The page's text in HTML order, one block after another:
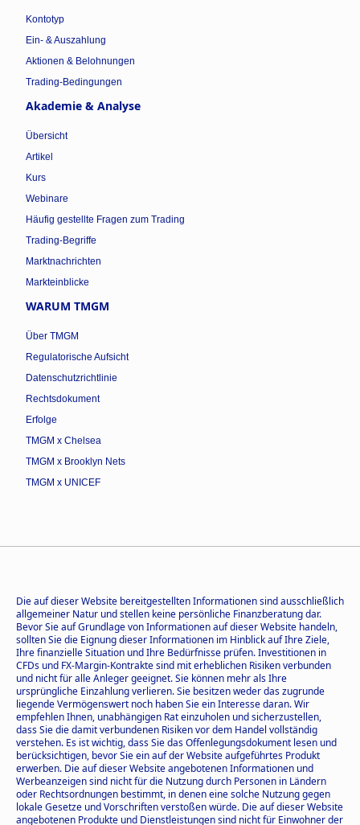
Kontotyp
Ein- & Auszahlung
Aktionen & Belohnungen
Trading-Bedingungen
Akademie & Analyse
Übersicht
Artikel
Kurs
Webinare
Häufig gestellte Fragen zum Trading
Trading-Begriffe
Marktnachrichten
Markteinblicke
WARUM TMGM
Über TMGM
Regulatorische Aufsicht
Datenschutzrichtlinie
Rechtsdokument
Erfolge
TMGM x Chelsea
TMGM x Brooklyn Nets
TMGM x UNICEF
Die auf dieser Website bereitgestellten Informationen sind ausschließlich
allgemeiner Natur und stellen keine persönliche Finanzberatung dar.
Bevor Sie auf Grundlage von Informationen auf dieser Website handeln,
sollten Sie die Eignung dieser Informationen im Hinblick auf Ihre Ziele,
Ihre finanzielle Situation und Ihre Bedürfnisse prüfen. Investitionen in
CFDs und FX-Margin-Kontrakte sind mit erheblichen Risiken verbunden
und nicht für alle Anleger geeignet. Sie können mehr als Ihre
ursprüngliche Einzahlung verlieren. Sie besitzen weder das zugrunde
liegende Vermögenswert noch haben Sie ein Interesse daran. Wir
empfehlen Ihnen, unabhängigen Rat einzuholen und sicherzustellen,
dass Sie die damit verbundenen Risiken vor dem Handel vollständig
verstehen. Es ist wichtig, dass Sie das Offenlegungsdokument lesen und
berücksichtigen, bevor Sie ein auf der Website aufgeführtes Produkt
erwerben. Die auf dieser Website angebotenen Informationen und
Werbeanzeigen sind nicht für die Nutzung durch Personen in Ländern
oder Rechtsordnungen bestimmt, in denen eine solche Nutzung gegen
lokale Gesetze und Vorschriften verstoßen würde. Die auf dieser Website
angebotenen Produkte und Dienstleistungen sind nicht für Einwohner der